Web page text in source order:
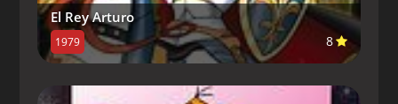
Capitulo 13-Another Fine Mesa
Capitulo 12- The Fastest Filly in the West
Capitulo 13- The Wild Wild Pest
El Rey Arturo
1979 8